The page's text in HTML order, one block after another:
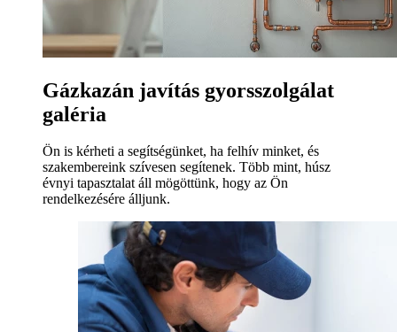
Gázkazán javítás gyorsszolgálat
galéria
Ön is kérheti a segítségünket, ha felhív minket, és
szakembereink szívesen segítenek. Több mint, húsz
évnyi tapasztalat áll mögöttünk, hogy az Ön
rendelkezésére álljunk.